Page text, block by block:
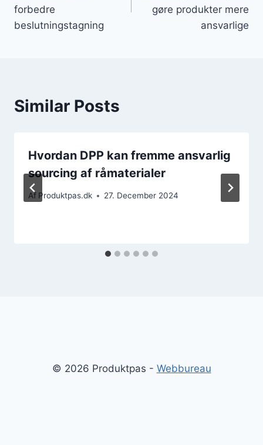
forbedre
beslutningstagning
gøre produkter mere
ansvarlige
Similar Posts
Hvordan DPP kan fremme ansvarlig
sourcing af råmaterialer
Af Produktpas.dk 27. December 2024
© 2026 Produktpas - Webbureau